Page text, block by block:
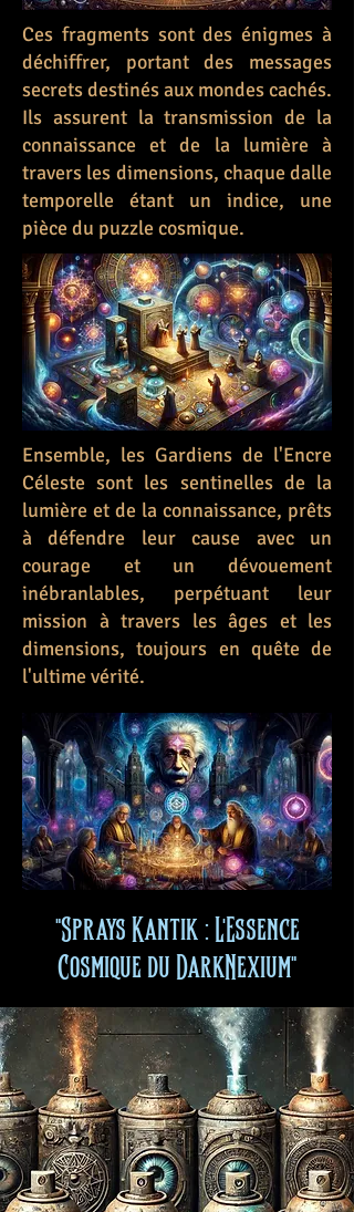
Ces fragments sont des énigmes à
déchiffrer, portant des messages
secrets destinés aux mondes cachés.
Ils assurent la transmission de la
connaissance et de la lumière à
travers les dimensions, chaque dalle
temporelle étant un indice, une
pièce du puzzle cosmique.
Ensemble, les Gardiens de l'Encre
Céleste sont les sentinelles de la
lumière et de la connaissance, prêts
à défendre leur cause avec un
courage et un dévouement
inébranlables, perpétuant leur
mission à travers les âges et les
dimensions, toujours en quête de
l'ultime vérité.
"Sprays Kantik : L'Essence
Cosmique du DarkNexium"